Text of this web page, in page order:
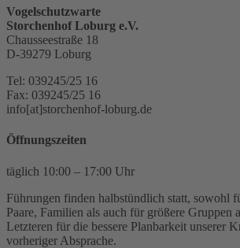
Vogelschutzwarte
Storchenhof Loburg e.V.
Chausseestraße 18
D-39279 Loburg
Tel: 039245/25 16
Fax: 039245/25 16
info[at]storchenhof-loburg.de
Öffnungszeiten
täglich 10:00 – 17:00 Uhr
Führungen finden halbstündlich statt, sowohl
Paare, Familien als auch für größere Gruppen
Letzteren für die bessere Planbarkeit unserer
vorheriger Absprache.